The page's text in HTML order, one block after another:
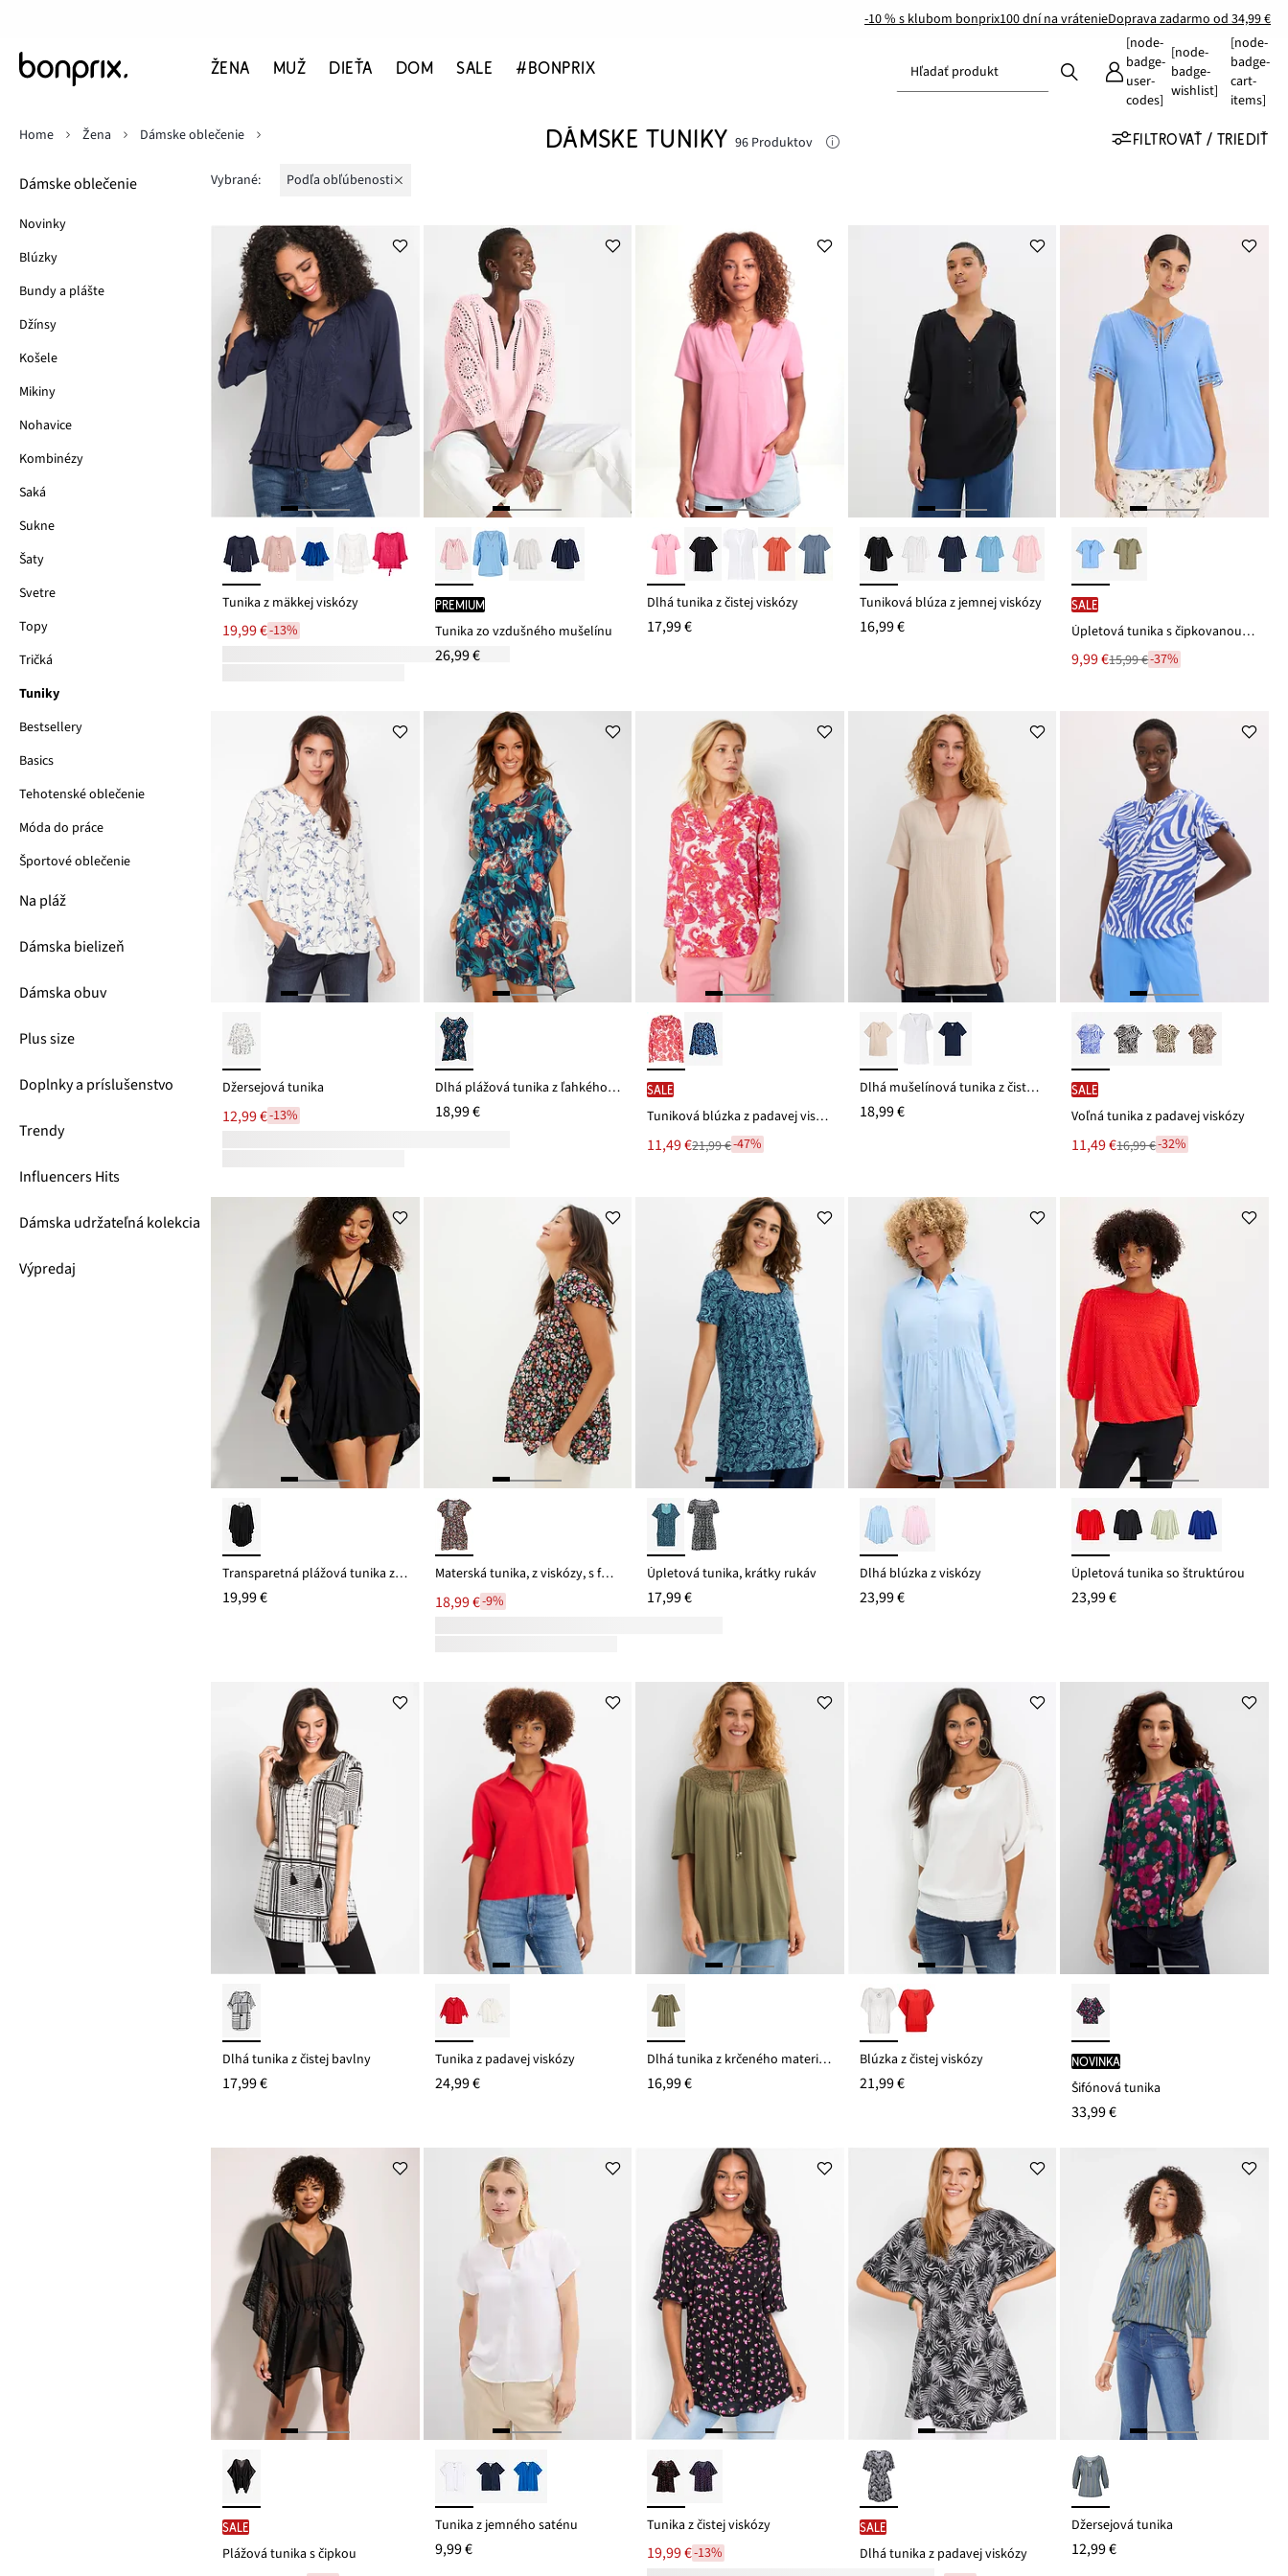
-10 % s klubom bonprix100 dní na vrátenieDoprava zadarmo od 34,99 €
ŽENA MUŽ DIEŤA DOM SALE #BONPRIX Hľadať produkt
[node-
badge-
user-
codes]
[node-
badge-
wishlist]
[node-
badge-
cart-
items]
Dámske oblečenie
Novinky
Blúzky
Bundy a plášte
Džínsy
Košele
Mikiny
Nohavice
Kombinézy
Saká
Sukne
Šaty
Svetre
Topy
Tričká
Tuniky
Bestsellery
Basics
Tehotenské oblečenie
Móda do práce
Športové oblečenie
Na pláž
Dámska bielizeň
Dámska obuv
Plus size
Doplnky a príslušenstvo
Trendy
Influencers Hits
Dámska udržateľná kolekcia
Výpredaj
Home Žena Dámske oblečenie DÁMSKE TUNIKY96 Produktov FILTROVAŤ / TRIEDIŤ
Vybrané: podľa obľúbenosti
Tunika z mäkkej viskózy
19,99 €-13%
PREMIUM
Tunika zo vzdušného mušelínu
26,99 €
Dlhá tunika z čistej viskózy
17,99 €
Tuniková blúza z jemnej viskózy
16,99 €
SALE
Úpletová tunika s čipkovanou stuhou
Nová
cena
9,99 €
Zľava
15,99 €
15,99 €-37%
Džersejová tunika
12,99 €-13%
Dlhá plážová tunika z ľahkého šifónu
18,99 €
SALE
Tuniková blúzka z padavej viskózy
Nová
cena
11,49 €
Zľava 21,99 €-47%
Dlhá mušelínová tunika z čistej bavlny
18,99 €
SALE
Voľná tunika z padavej viskózy
Nová
cena
11,49 €
Zľava 16,99 €-32%
Transparetná plážová tunika z viskózy
19,99 €
Materská tunika, z viskózy, s funkciou na dojčenie
18,99 €-9%
Úpletová tunika, krátky rukáv
17,99 €
Dlhá blúzka z viskózy
23,99 €
Úpletová tunika so štruktúrou
23,99 €
Dlhá tunika z čistej bavlny
17,99 €
Tunika z padavej viskózy
24,99 €
Dlhá tunika z krčeného materiálu, z jemnej viskózy
16,99 €
Blúzka z čistej viskózy
21,99 €
novinka
Šifónová tunika
33,99 €
SALE
Plážová tunika s čipkou
Tunika z jemného saténu
9,99 €
Tunika z čistej viskózy
19,99 €-13%
SALE
Dlhá tunika z padavej viskózy
Džersejová tunika
12,99 €